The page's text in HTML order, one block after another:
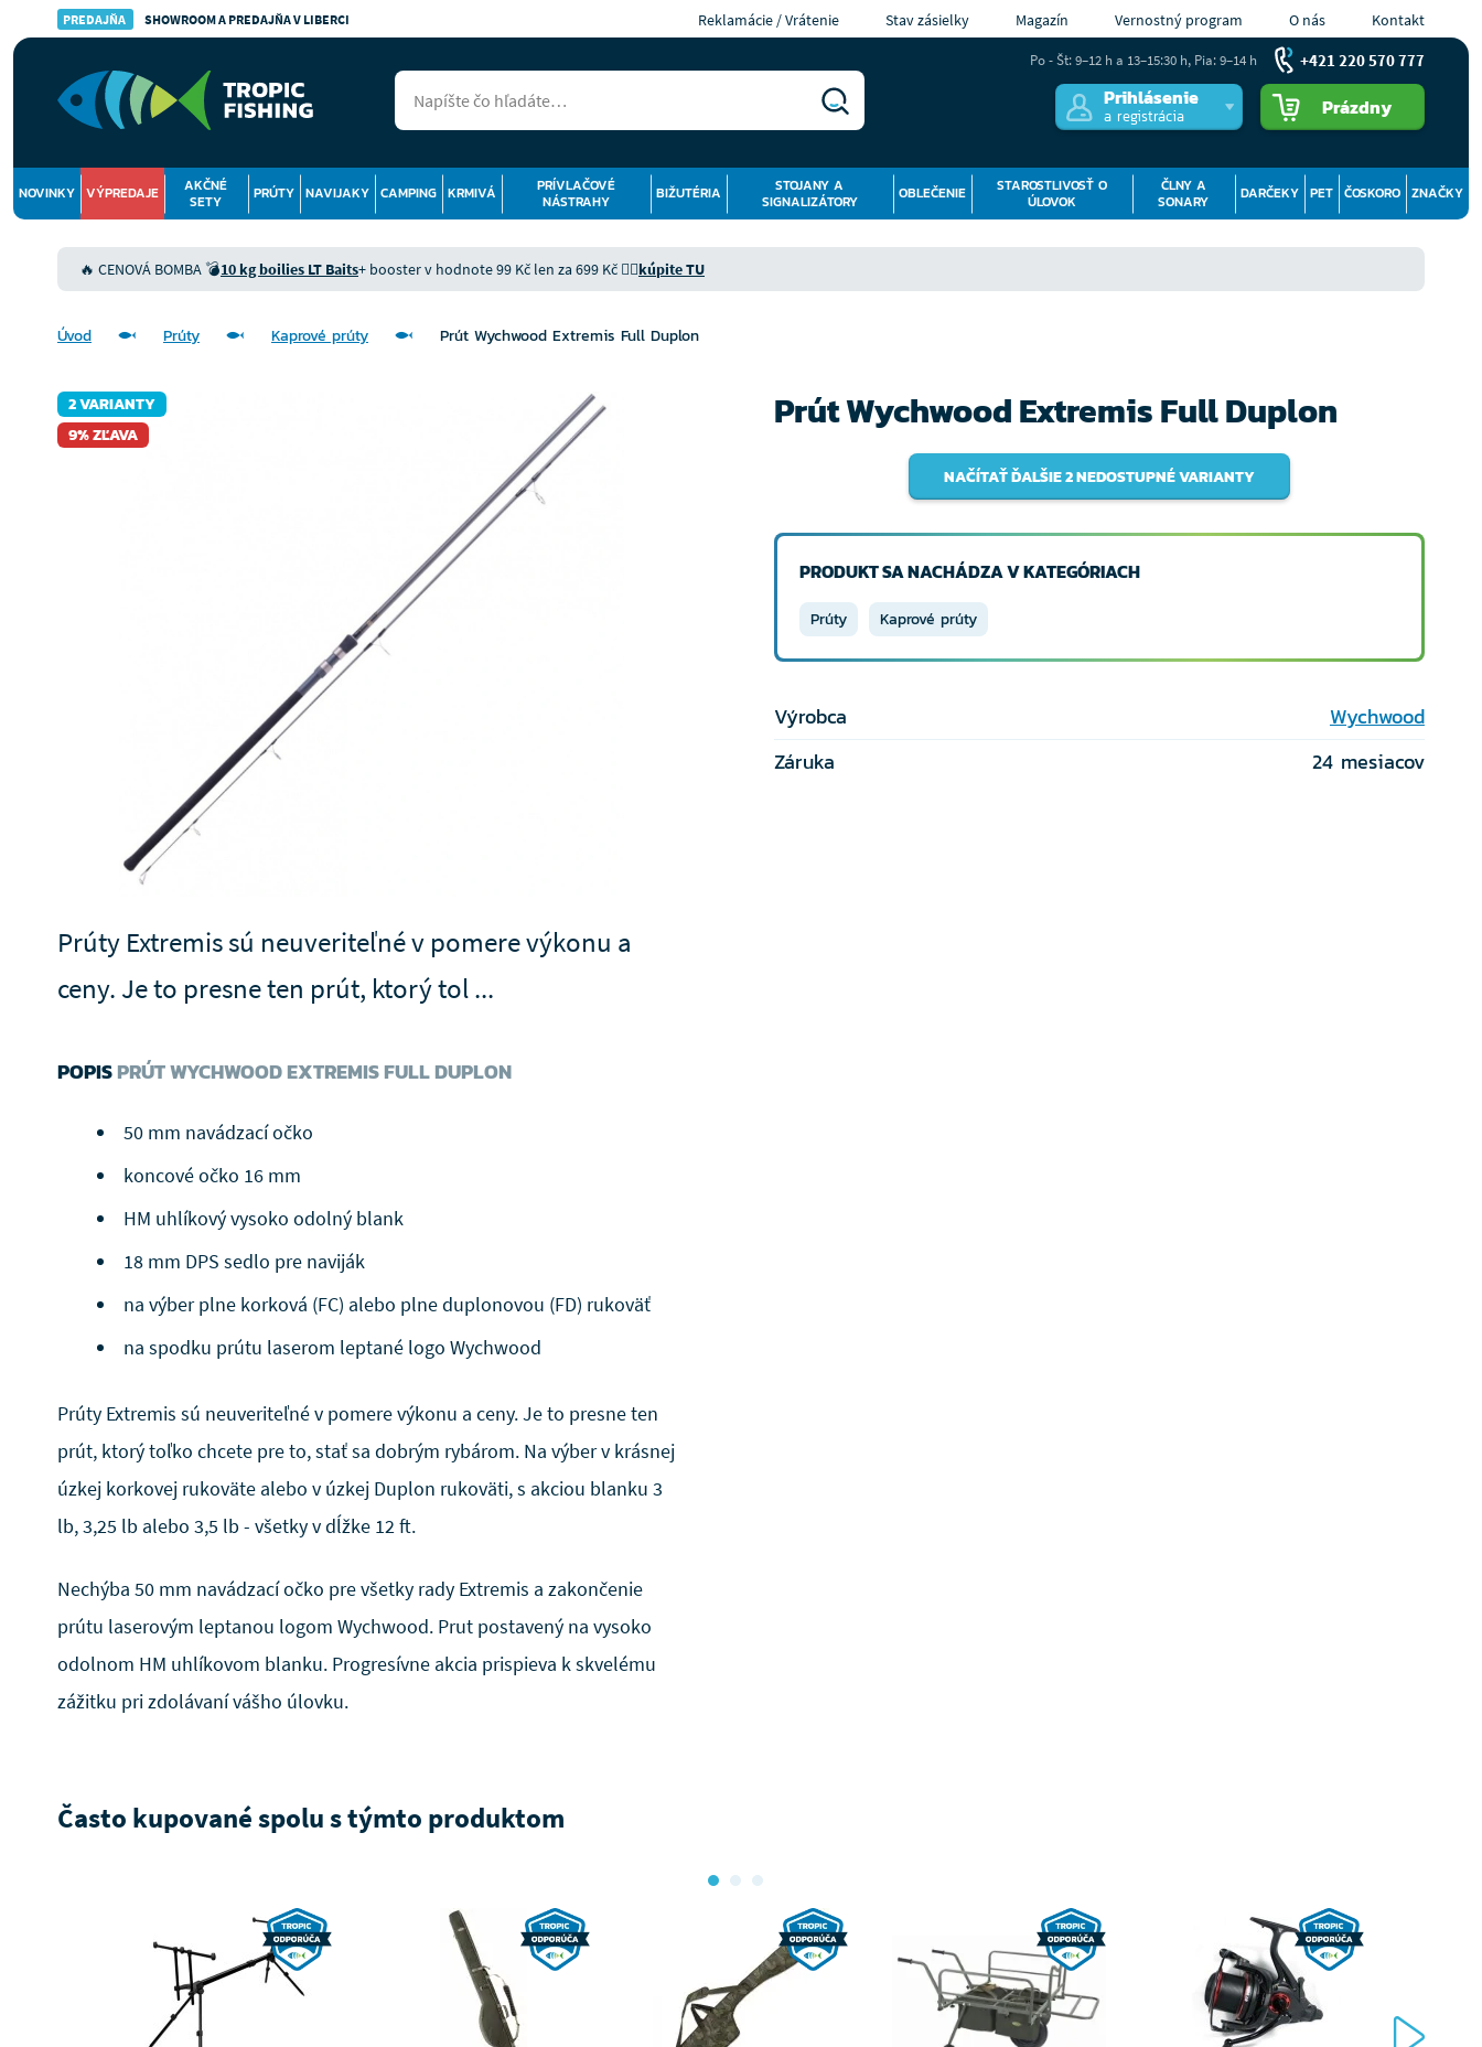
PREDAJŇA SHOWROOM A PREDAJŇA V LIBERCI Reklamácie / Vrátenie Stav zásielky Magazín Vernostný program O nás Kontakt
Prihlásenie
a registrácia Prázdny
NOVINKY VÝPREDAJE
AKČNÉ
SETY
PRÚTY NAVIJAKY CAMPING KRMIVÁ
PRÍVLAČOVÉ
NÁSTRAHY
BIŽUTÉRIA
STOJANY A
SIGNALIZÁTORY
OBLEČENIE
STAROSTLIVOSŤ O
ÚLOVOK
ČLNY A
SONARY
DARČEKY PET ČOSKORO ZNAČKY
Po - Št: 9–12 h a 13–15:30 h, Pia: 9–14 h +421 220 570 777
🔥 CENOVÁ BOMBA 💣10 kg boilies LT Baits+ booster v hodnote 99 Kč len za 699 Kč 👉🏻kúpite TU
Úvod Prúty Kaprové prúty Prút Wychwood Extremis Full Duplon
2 VARIANTY
9% ZĽAVA
Prúty Extremis sú neuveriteľné v pomere výkonu a
ceny. Je to presne ten prút, ktorý tol ...
POPISPRÚT WYCHWOOD EXTREMIS FULL DUPLON
50 mm navádzací očko
koncové očko 16 mm
HM uhlíkový vysoko odolný blank
18 mm DPS sedlo pre naviják
na výber plne korková (FC) alebo plne duplonovou (FD) rukoväť
na spodku prútu laserom leptané logo Wychwood
Prúty Extremis sú neuveriteľné v pomere výkonu a ceny. Je to presne ten
prút, ktorý toľko chcete pre to, stať sa dobrým rybárom. Na výber v krásnej
úzkej korkovej rukoväte alebo v úzkej Duplon rukoväti, s akciou blanku 3
lb, 3,25 lb alebo 3,5 lb - všetky v dĺžke 12 ft.
Nechýba 50 mm navádzací očko pre všetky rady Extremis a zakončenie
prútu laserovým leptanou logom Wychwood. Prut postavený na vysoko
odolnom HM uhlíkovom blanku. Progresívne akcia prispieva k skvelému
zážitku pri zdolávaní vášho úlovku.
Prút Wychwood Extremis Full Duplon
NAČÍTAŤ ĎALŠIE 2 NEDOSTUPNÉ VARIANTY
PRODUKT SA NACHÁDZA V KATEGÓRIACH
Prúty Kaprové prúty
Výrobca
Wychwood
Záruka
24 mesiacov
Často kupované spolu s týmto produktom